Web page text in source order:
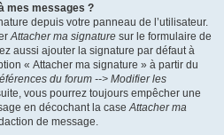
mes messages ?
depuis votre panneau de l’utilisateur.
Attacher ma signature sur le formulaire de
aussi ajouter la signature par défaut à
« Attacher ma signature » à partir du
du forum --> Modifier les
vous pourrez toujours empêcher une
en décochant la caseAttacher ma
de message.